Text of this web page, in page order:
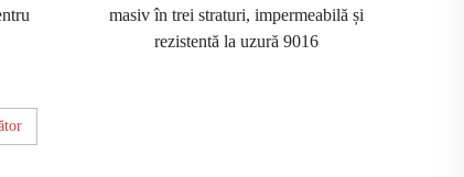
masiv în trei straturi, impermeabilă și
rezistentă la uzură 9016